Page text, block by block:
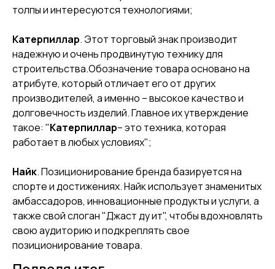
толпы и интересуются технологиями;
Катерпиллар. Этот торговый знак производит
надежную и очень продвинутую технику для
строительства.Обозначение товара основано на
атрибуте, который отличает его от других
производителей, а именно – высокое качество и
долговечность изделий. Главное их утверждение
такое: "Катерпиллар– это техника, которая
работает в любых условиях";
Найк. Позиционирование бренда базируется на
спорте и достижениях. Найк использует знаменитых
амбассадоров, инновационные продукты и услуги, а
также свой слоган "Джаст ду ит", чтобы вдохновлять
свою аудиторию и подкреплять свое
позиционирование товара.